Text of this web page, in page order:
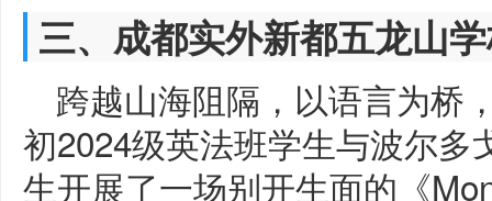
三、成都实外新都五龙山
跨越山海阻隔，以语言为桥
初2024级英法班学生与波尔
生开展了一场别开生面的《